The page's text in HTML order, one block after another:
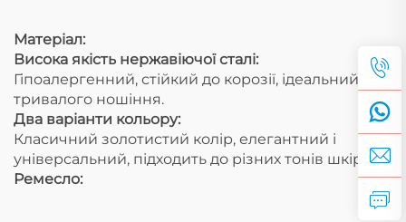
тематикою
Матеріал:
Висока якість нержавіючої сталі:
Гіпоалергенний, стійкий до корозії, ідеальний для
тривалого ношіння.
Два варіанти кольору:
Класичний золотистий колір, елегантний і
універсальний, підходить до різних тонів шкіри.
Ремесло: